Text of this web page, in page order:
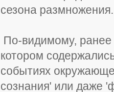
сезона размножения.
По-видимому, ранее
котором
событиях
сознания' или даже